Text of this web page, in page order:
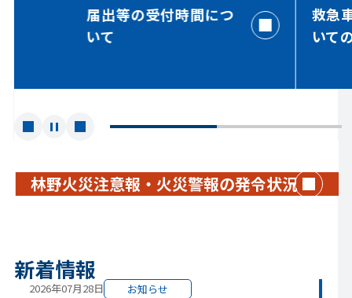
マンガのチカラで火災予防～高校生と消
防コラボ～を公開
届出等の受付時間につ
いて
救急
いて
前
停
る
次
林野火災注意報・火災警報の発令状況
新着情報
2026年07月28日 お知らせ